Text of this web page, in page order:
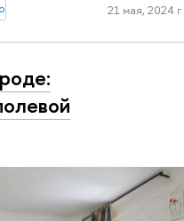
21 мая, 2024 г.